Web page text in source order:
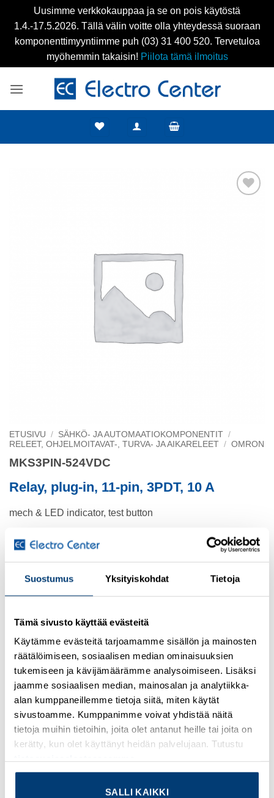
Suostumus Yksityiskohdat Tietoja
Tämä sivusto käyttää evästeitä
Käytämme evästeitä tarjoamamme sisällön ja mainosten
räätälöimiseen, sosiaalisen median ominaisuuksien
tukemiseen ja kävijämäärämme analysoimiseen. Lisäksi
jaamme sosiaalisen median, mainosalan ja analytiikka-
alan kumppaneillemme tietoja siitä, miten käytät
sivustoamme. Kumppanimme voivat yhdistää näitä
tietoja muihin tietoihin, joita olet antanut heille tai joita on
kerätty, kun olet käyttänyt heidän palvelujaan. Tutustu
SALLI KAIKKI
Uusimme verkkokauppaa ja se on pois käytöstä
1.4.-17.5.2026. Tällä välin voitte olla yhteydessä suoraan
komponenttimyyntiimme puh (03) 31 400 520. Tervetuloa
myöhemmin takaisin! Piilota tämä ilmoitus
ETUSIVU / SÄHKÖ- JA AUTOMAATIOKOMPONENTIT /
RELEET, OHJELMOITAVAT-, TURVA- JA AIKARELEET / OMRON
MKS3PIN-524VDC
Relay, plug-in, 11-pin, 3PDT, 10 A
mech & LED indicator, test button
Kirjaudu sisään nähdäksesi hinnat ja käyttääksesi
verkkokauppaa
Osastot:Omron,Uudet tuotteet
TUTUSTU MYÖS
Add to